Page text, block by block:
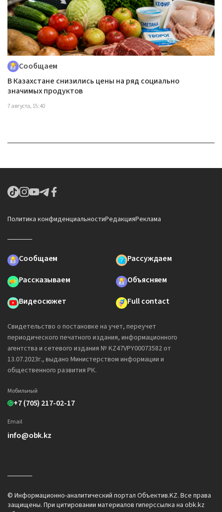
Сообщаем
В Казахстане снизились цены на ряд социально
значимых продуктов
7 августа, 15:40
Политика конфиденциальностиРедакцияРеклама
Сообщаем
Рассуждаем
Рассказываем
Объясняем
Видеосюжет
Full contact
Свидетельство о постановке на учет, переучет
периодического печатного издания, информационного
агентства и сетевого издания № KZ47VPY00073582 от
13.07.2023г., выдано Министерством информации и
общественного развития РК.
Мобильный
+7 (705) 217-02-17
Email
info@obk.kz
© Информационно-аналитический портал Объектив.KZ. Все права
защищены. При цитировании материалов гиперссылка на obk.kz